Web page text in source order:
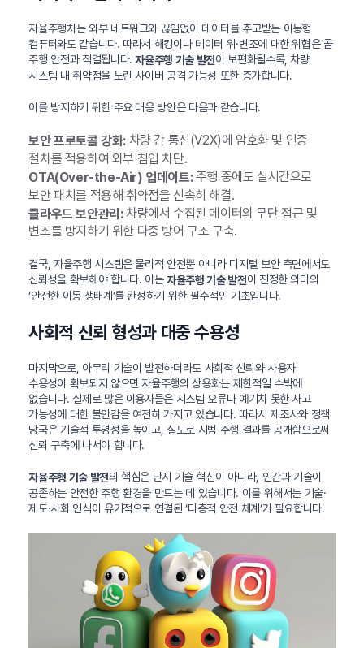
자율주행차는 외부 네트워크와 끊임없이 데이터를 주고받는 이동형
컴퓨터와도 같습니다. 따라서 해킹이나 데이터 위·변조에 대한 위협은 곧
주행 안전과 직결됩니다.자율주행 기술 발전이 보편화될수록, 차량
시스템 내 취약점을 노린 사이버 공격 가능성 또한 증가합니다.
이를 방지하기 위한 주요 대응 방안은 다음과 같습니다.
보안 프로토콜 강화:차량 간 통신(V2X)에 암호화 및 인증
절차를 적용하여 외부 침입 차단.
OTA(Over-the-Air) 업데이트:주행 중에도 실시간으로
보안 패치를 적용해 취약점을 신속히 해결.
클라우드 보안관리:차량에서 수집된 데이터의 무단 접근 및
변조를 방지하기 위한 다중 방어 구조 구축.
결국, 자율주행 시스템은 물리적 안전뿐 아니라 디지털 보안 측면에서도
신뢰성을 확보해야 합니다. 이는자율주행 기술 발전이 진정한 의미의
‘안전한 이동 생태계’를 완성하기 위한 필수적인 기초입니다.
사회적 신뢰 형성과 대중 수용성
마지막으로, 아무리 기술이 발전하더라도 사회적 신뢰와 사용자
수용성이 확보되지 않으면 자율주행의 상용화는 제한적일 수밖에
없습니다. 실제로 많은 이용자들은 시스템 오류나 예기치 못한 사고
가능성에 대한 불안감을 여전히 가지고 있습니다. 따라서 제조사와 정책
당국은 기술적 투명성을 높이고, 실도로 시범 주행 결과를 공개함으로써
신뢰 구축에 나서야 합니다.
자율주행 기술 발전의 핵심은 단지 기술 혁신이 아니라, 인간과 기술이
공존하는 안전한 주행 환경을 만드는 데 있습니다. 이를 위해서는 기술·
제도·사회 인식이 유기적으로 연결된 ‘다층적 안전 체계’가 필요합니다.